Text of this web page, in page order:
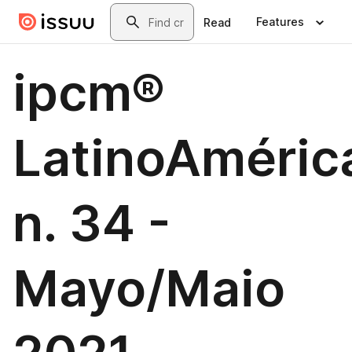
Skip to main contentSearch
Read Features
ipcm®
n. 34 -
Mayo/Maio